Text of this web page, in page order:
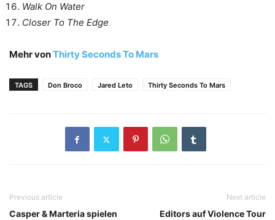
Walk On Water
Closer To The Edge
Mehr vonThirty Seconds To Mars
TAGS Don Broco Jared Leto Thirty Seconds To Mars
Previous article
Casper & Marteria spielen
Next article
Editors auf Violence Tour